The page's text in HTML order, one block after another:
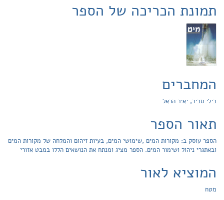
תמונת הכריכה של הספר
המחברים
בילי סביר, יאיר הראל
תאור הספר
הספר עוסק ב: מקורות המים ,שימושי המים, בעיות זיהום והמלחה של מקורות המים
ובאתגרי ניהול ושימור המים. הספר מציג ומנתח את הנושאים הללו במבט אזורי
המוציא לאור
מטח